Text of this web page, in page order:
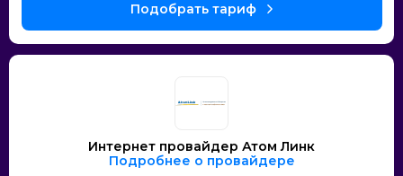
Интернет провайдер Атом Линк
Подробнее о провайдере